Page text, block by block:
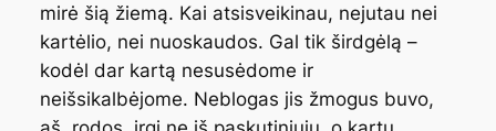
mirė šią žiemą. Kai atsisveikinau, nejutau nei
kartėlio, nei nuoskaudos. Gal tik širdgėlą –
kodėl dar kartą nesusėdome ir
neišsikalbėjome. Neblogas jis žmogus buvo,